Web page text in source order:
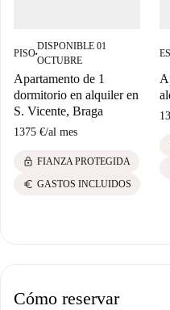
PISO■
DISPONIBLE 01
OCTUBRE
Apartamento de 1
dormitorio en alquiler en
S. Vicente, Braga
1375 €/al mes
lock FIANZA PROTEGIDA
euro GASTOS INCLUIDOS
Cómo reservar